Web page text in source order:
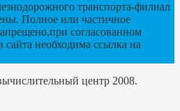
транспорта-филиал
Полное или частичное
согласованном
сайта необходима ссылка на
центр 2008.